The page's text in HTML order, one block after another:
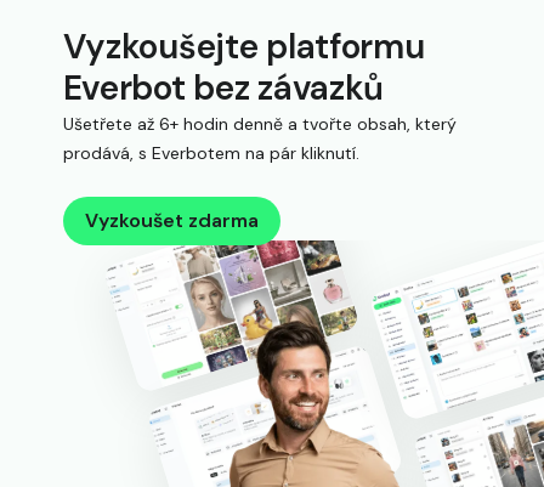
Vyzkoušejte platformu
Everbot bez závazků
Ušetřete až 6+ hodin denně a tvořte obsah, který
prodává, s Everbotem na pár kliknutí.
Vyzkoušet zdarma